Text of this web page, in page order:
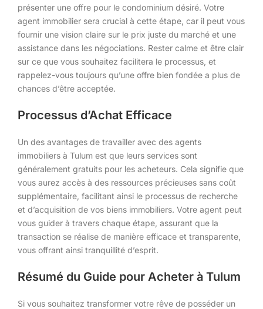
présenter une offre pour le condominium désiré. Votre
agent immobilier sera crucial à cette étape, car il peut vous
fournir une vision claire sur le prix juste du marché et une
assistance dans les négociations. Rester calme et être clair
sur ce que vous souhaitez facilitera le processus, et
rappelez-vous toujours qu’une offre bien fondée a plus de
chances d’être acceptée.
Processus d’Achat Efficace
Un des avantages de travailler avec des agents
immobiliers à Tulum est que leurs services sont
généralement gratuits pour les acheteurs. Cela signifie que
vous aurez accès à des ressources précieuses sans coût
supplémentaire, facilitant ainsi le processus de recherche
et d’acquisition de vos biens immobiliers. Votre agent peut
vous guider à travers chaque étape, assurant que la
transaction se réalise de manière efficace et transparente,
vous offrant ainsi tranquillité d’esprit.
Résumé du Guide pour Acheter à Tulum
Si vous souhaitez transformer votre rêve de posséder un